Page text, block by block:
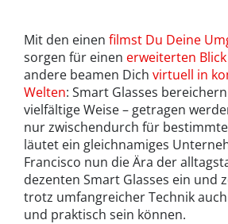
Mit den einen filmst Du Deine
sorgen für einen erweiterten
andere beamen Dich virtuell in
Welten: Smart Glasses
vielfältige Weise – getragen
nur zwischendurch für
läutet ein gleichnamiges
Francisco nun die Ära der
dezenten Smart Glasses ein und
trotz umfangreicher Technik
und praktisch sein können.